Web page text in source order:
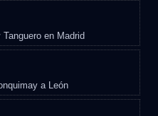
en Madrid
a León